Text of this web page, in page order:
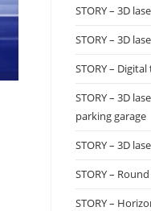
STORY – 3D
STORY – 3D
STORY –
STORY – 3D
parking garage
STORY – 3D
STORY –
STORY –